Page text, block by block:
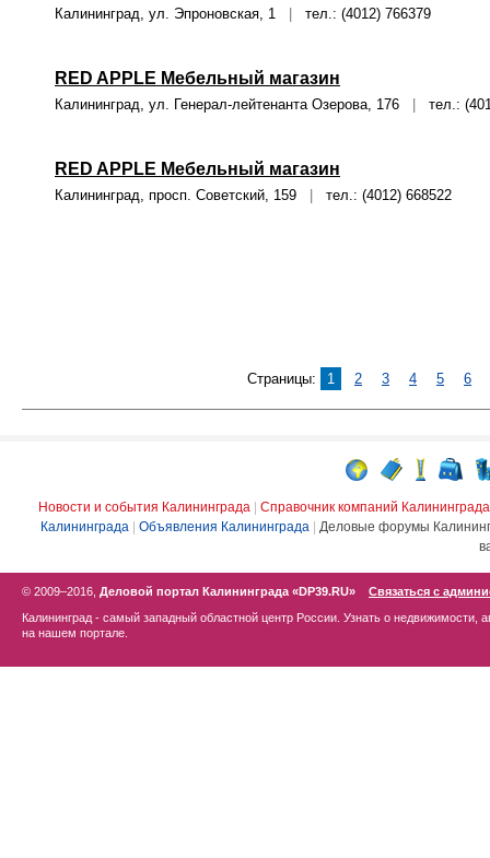
Калининград, ул. Эпроновская, 1 тел.: (4012) 766379
RED APPLE Мебельный магазин
Калининград, ул. Генерал-лейтенанта Озерова, 176 тел.:
RED APPLE Мебельный магазин
Калининград, просп. Советский, 159 тел.: (4012) 668522
Страницы: 1 2 3 4 5 6
Новости и события Калининграда
Справочник компаний Калининграда
Калининграда
Объявления Калининграда
Деловые форумы
© 2009–2016, Деловой портал Калининграда «DP39.RU»
Связаться с
Калининград - самый западный областной центр России. Узнать о недвижимости,
на нашем портале.